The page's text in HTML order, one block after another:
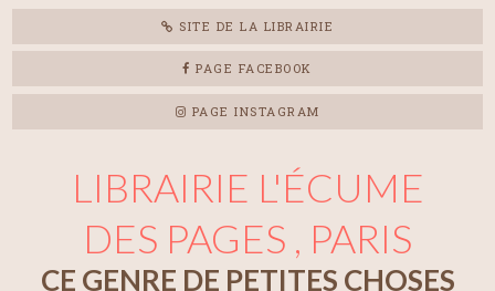
SITE DE LA LIBRAIRIE
PAGE FACEBOOK
PAGE INSTAGRAM
LIBRAIRIE L'ÉCUME
DES PAGES , PARIS
CE GENRE DE PETITES CHOSES